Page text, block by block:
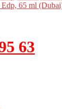
Edp, 65 ml
63